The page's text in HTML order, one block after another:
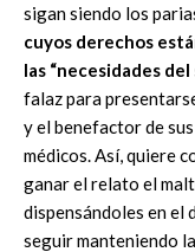
sigan siendo los
cuyos derechos
las “necesidades del
falaz para
y el benefactor de
médicos. Así, quiere
ganar el relato el
dispensándoles en el
seguir manteniendo